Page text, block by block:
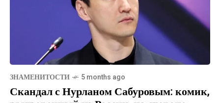
ЗНАМЕНИТОСТИ 5 months ago
Скандал с Нурланом Сабуровым: комик,